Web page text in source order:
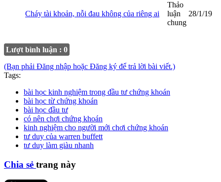
Cháy tài khoản, nỗi đau không của riêng ai
Thảo
luận
chung
28/1/19
Lượt bình luận : 0
(Bạn phải Đăng nhập hoặc Đăng ký để trả lời bài viết.)
Tags:
bài học kinh nghiệm trong đầu tư chứng khoán
bài học từ chứng khoán
bài học đầu tư
có nên chơi chứng khoán
kinh nghiệm cho người mới chơi chứng khoán
tư duy của warren buffett
tư duy làm giàu nhanh
Chia sẻ trang này